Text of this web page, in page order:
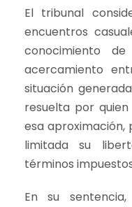
El tribunal
encuentros
conocimiento
acercamiento
situación
resuelta por
esa aproximación,
limitada su
términos
En su